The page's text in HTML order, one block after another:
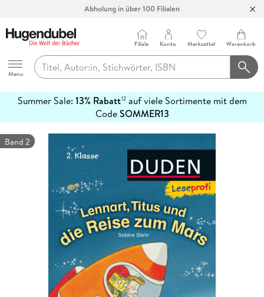
Abholung in über 100 Filialen
Hugendubel
Menu
Filiale Konto Merkzettel Warenkorb
Summer Sale: 13% Rabatt12auf viele Sortimente mit dem
CodeSOMMER13
erfahren
Band 2